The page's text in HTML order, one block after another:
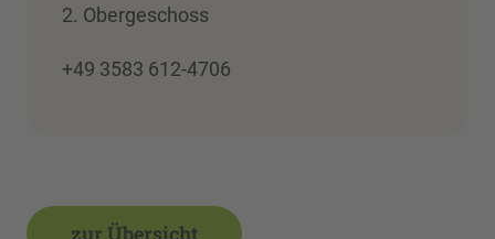
2. Obergeschoss
+49 3583 612-4706
zur Übersicht